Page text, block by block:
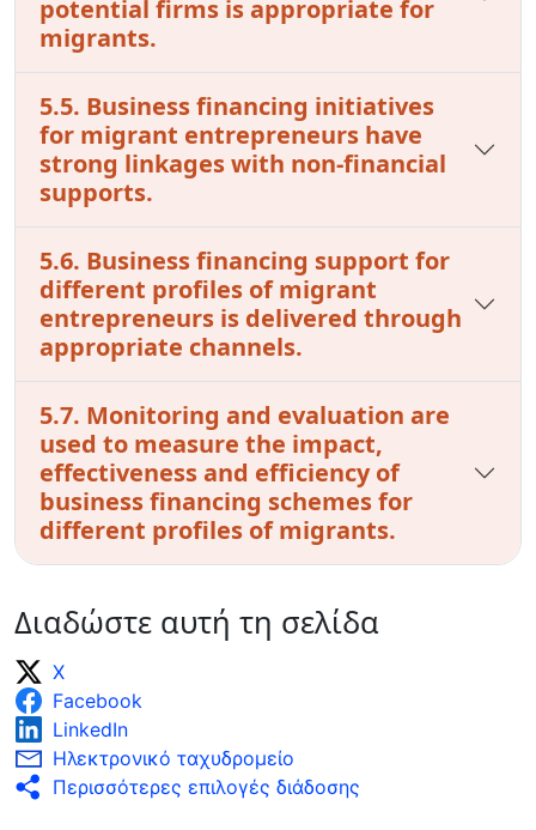
potential firms is appropriate for
migrants.
5.5. Business financing initiatives
for migrant entrepreneurs have
strong linkages with non-financial
supports.
5.6. Business financing support for
different profiles of migrant
entrepreneurs is delivered through
appropriate channels.
5.7. Monitoring and evaluation are
used to measure the impact,
effectiveness and efficiency of
business financing schemes for
different profiles of migrants.
Διαδώστε αυτή τη σελίδα
X
Facebook
LinkedIn
Ηλεκτρονικό ταχυδρομείο
Περισσότερες επιλογές διάδοσης